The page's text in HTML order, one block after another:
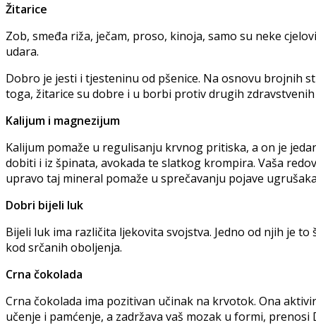
Žitarice
Zob, smeđa riža, ječam, proso, kinoja, samo su neke
udara.
Dobro je jesti i tjesteninu od pšenice. Na osnovu brojnih
toga, žitarice su dobre i u borbi protiv drugih
Kalijum i magnezijum
Kalijum pomaže u regulisanju krvnog pritiska, a on je
dobiti i iz špinata, avokada te slatkog krompira. Vaša
upravo taj mineral pomaže u sprečavanju pojave
Dobri bijeli luk
Bijeli luk ima različita ljekovita svojstva. Jedno od njih je
kod srčanih oboljenja.
Crna čokolada
Crna čokolada ima pozitivan učinak na krvotok. Ona
učenje i pamćenje, a zadržava vaš mozak u formi, prenosi